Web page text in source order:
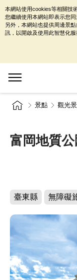
景點 觀光
富岡地質公
臺東縣 無障礙
本網站使用cookies等相關技
您繼續使用本網站即表示您同
另外，本網站也提供周邊景
訊，以開啟及使用此智慧化服